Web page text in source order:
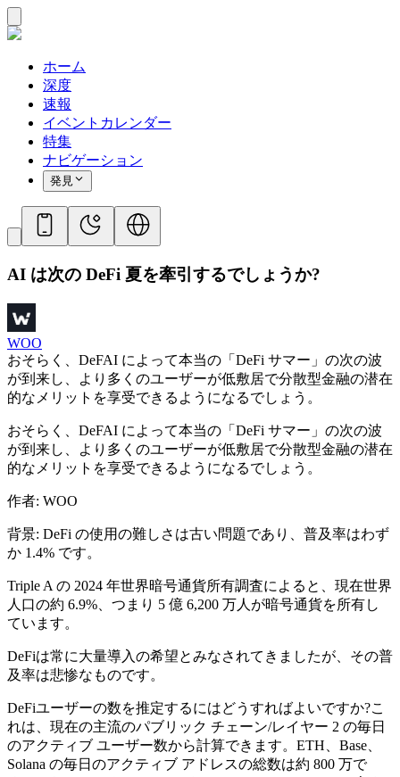
ホーム
深度
速報
イベントカレンダー
特集
ナビゲーション
発見
AI は次の DeFi 夏を牽引するでしょうか?
WOO
おそらく、DeFAI によって本当の「DeFi サマー」の次の波
が到来し、より多くのユーザーが低敷居で分散型金融の潜在
的なメリットを享受できるようになるでしょう。
おそらく、DeFAI によって本当の「DeFi サマー」の次の波
が到来し、より多くのユーザーが低敷居で分散型金融の潜在
的なメリットを享受できるようになるでしょう。
作者: WOO
背景: DeFi の使用の難しさは古い問題であり、普及率はわず
か 1.4% です。
Triple A の 2024 年世界暗号通貨所有調査によると、現在世界
人口の約 6.9%、つまり 5 億 6,200 万人が暗号通貨を所有し
ています。
DeFiは常に大量導入の希望とみなされてきましたが、その普
及率は悲惨なものです。
DeFiユーザーの数を推定するにはどうすればよいですか?こ
れは、現在の主流のパブリック チェーン/レイヤー 2 の毎日
のアクティブ ユーザー数から計算できます。ETH、Base、
Solana の毎日のアクティブ アドレスの総数は約 800 万で